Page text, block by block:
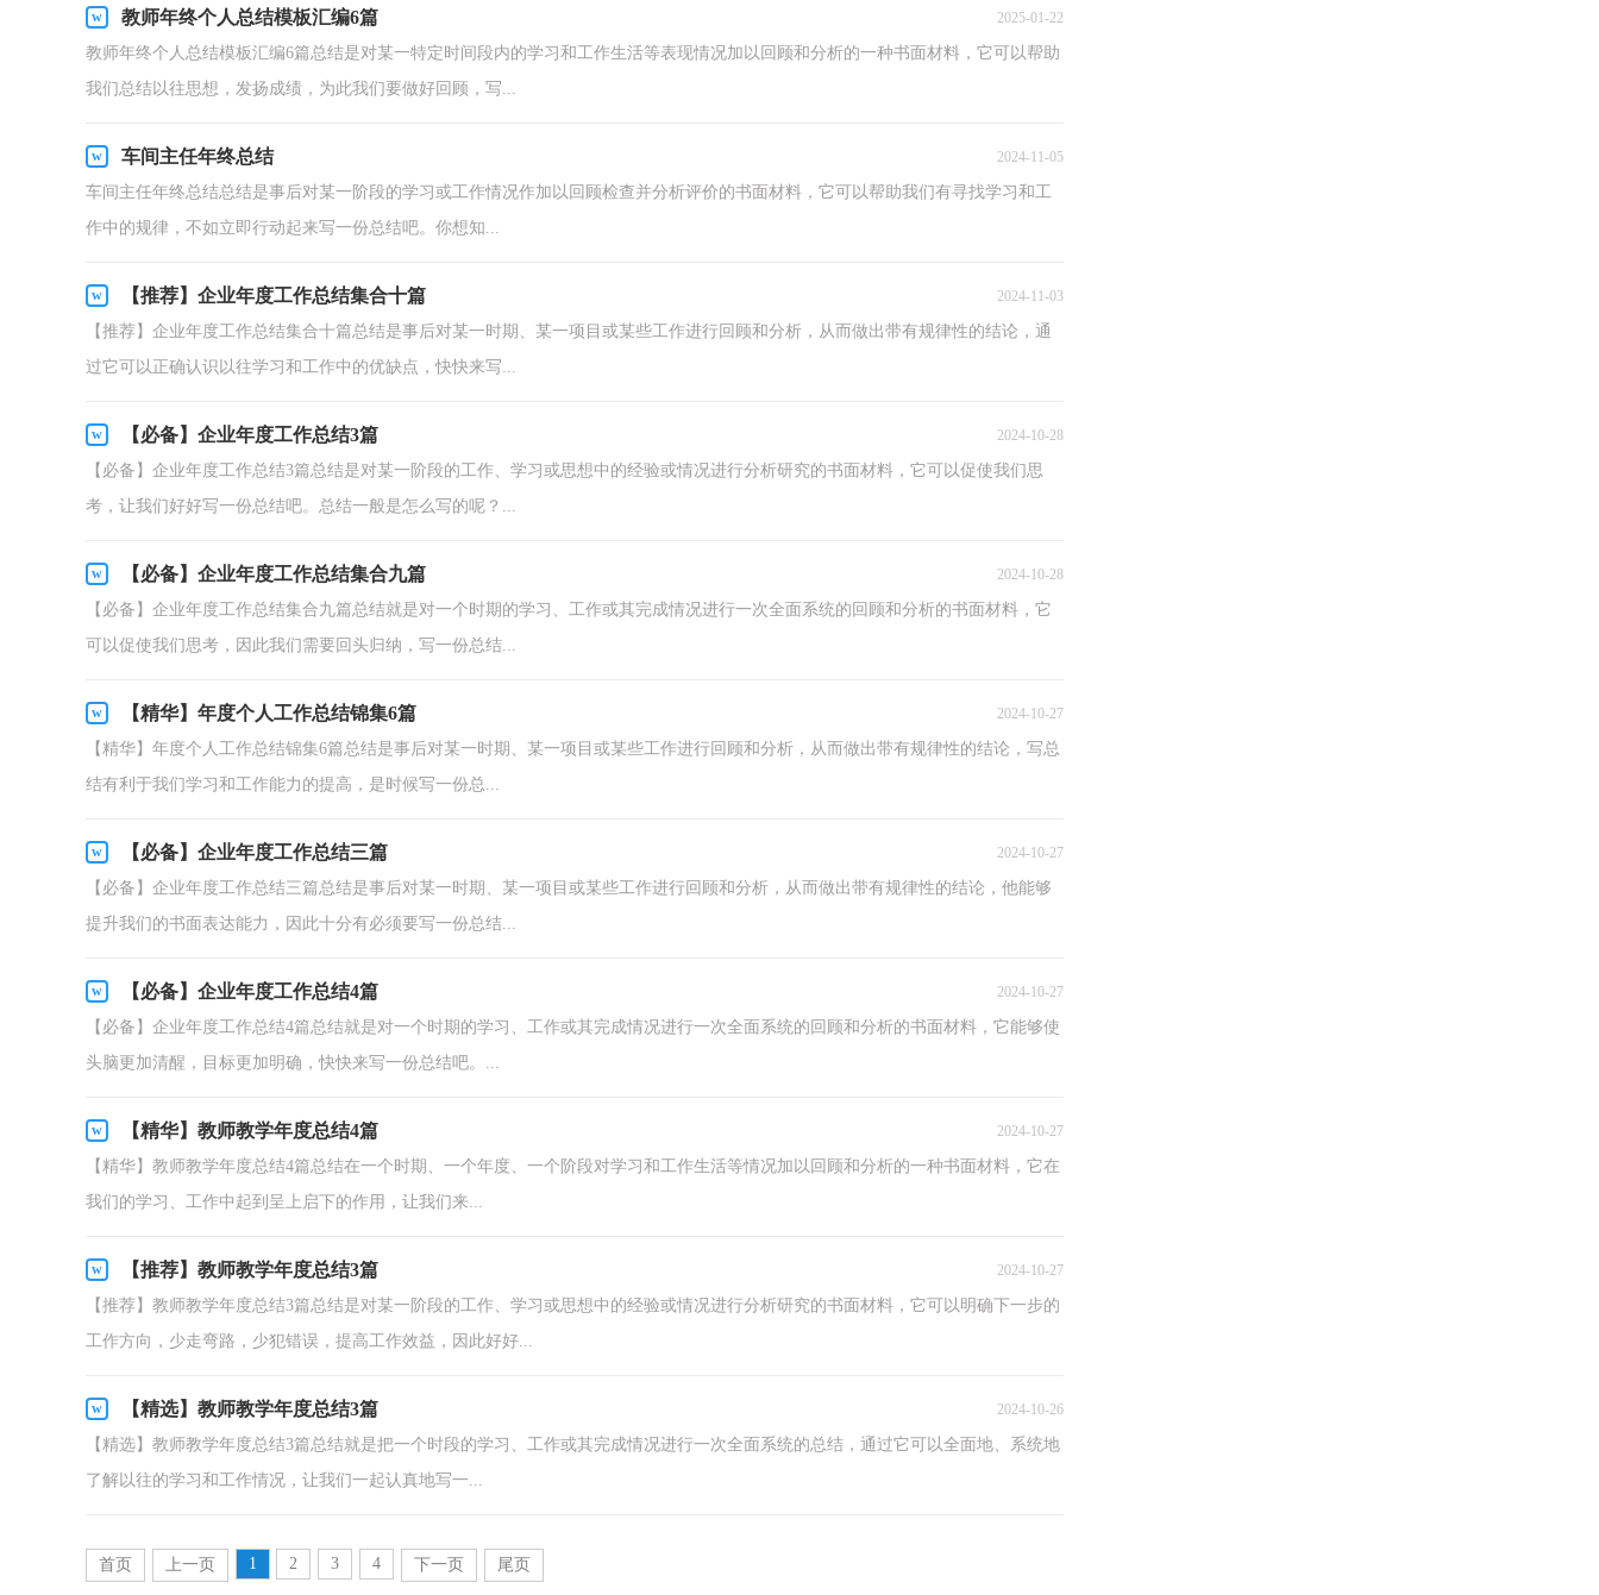
教师年终个人总结模板汇编6篇 2025-01-22
教师年终个人总结模板汇编6篇总结是对某一特定时间段内的学习和工作生活等表现情况加以回顾和分析的一种书面材料，它可以帮助
我们总结以往思想，发扬成绩，为此我们要做好回顾，写...
车间主任年终总结 2024-11-05
车间主任年终总结总结是事后对某一阶段的学习或工作情况作加以回顾检查并分析评价的书面材料，它可以帮助我们有寻找学习和工
作中的规律，不如立即行动起来写一份总结吧。你想知...
【推荐】企业年度工作总结集合十篇 2024-11-03
【推荐】企业年度工作总结集合十篇总结是事后对某一时期、某一项目或某些工作进行回顾和分析，从而做出带有规律性的结论，通
过它可以正确认识以往学习和工作中的优缺点，快快来写...
【必备】企业年度工作总结3篇 2024-10-28
【必备】企业年度工作总结3篇总结是对某一阶段的工作、学习或思想中的经验或情况进行分析研究的书面材料，它可以促使我们思
考，让我们好好写一份总结吧。总结一般是怎么写的呢？...
【必备】企业年度工作总结集合九篇 2024-10-28
【必备】企业年度工作总结集合九篇总结就是对一个时期的学习、工作或其完成情况进行一次全面系统的回顾和分析的书面材料，它
可以促使我们思考，因此我们需要回头归纳，写一份总结...
【精华】年度个人工作总结锦集6篇 2024-10-27
【精华】年度个人工作总结锦集6篇总结是事后对某一时期、某一项目或某些工作进行回顾和分析，从而做出带有规律性的结论，写总
结有利于我们学习和工作能力的提高，是时候写一份总...
【必备】企业年度工作总结三篇 2024-10-27
【必备】企业年度工作总结三篇总结是事后对某一时期、某一项目或某些工作进行回顾和分析，从而做出带有规律性的结论，他能够
提升我们的书面表达能力，因此十分有必须要写一份总结...
【必备】企业年度工作总结4篇 2024-10-27
【必备】企业年度工作总结4篇总结就是对一个时期的学习、工作或其完成情况进行一次全面系统的回顾和分析的书面材料，它能够使
头脑更加清醒，目标更加明确，快快来写一份总结吧。...
【精华】教师教学年度总结4篇 2024-10-27
【精华】教师教学年度总结4篇总结在一个时期、一个年度、一个阶段对学习和工作生活等情况加以回顾和分析的一种书面材料，它在
我们的学习、工作中起到呈上启下的作用，让我们来...
【推荐】教师教学年度总结3篇 2024-10-27
【推荐】教师教学年度总结3篇总结是对某一阶段的工作、学习或思想中的经验或情况进行分析研究的书面材料，它可以明确下一步的
工作方向，少走弯路，少犯错误，提高工作效益，因此好好...
【精选】教师教学年度总结3篇 2024-10-26
【精选】教师教学年度总结3篇总结就是把一个时段的学习、工作或其完成情况进行一次全面系统的总结，通过它可以全面地、系统地
了解以往的学习和工作情况，让我们一起认真地写一...
首页 上一页 1 2 3 4 下一页 尾页